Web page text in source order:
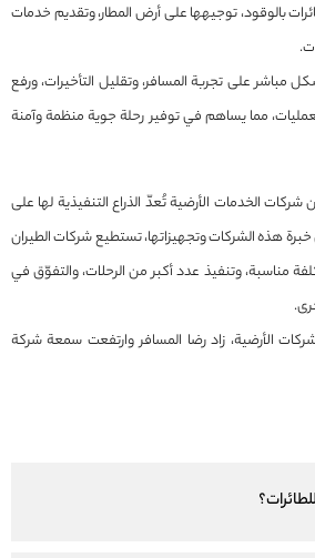
بالوقود، توجيهها على أرض المطار، وتقديم خدمات
مباشر على تجربة المسافر، وتقليل التأخيرات، ورفع
مما يساهم في توفير رحلة جوية منظمة وآمنة
شركات الخدمات الأرضية تُعدّ الذراع التنفيذية لها على
هذه الشركات وتجهيزاتها، تستطيع شركات الطيران
مناسبة، وتنفيذ عدد أكبر من الرحلات، والتفوّق في
الأرضية، زاد رضا المسافر وارتفعت سمعة شركة